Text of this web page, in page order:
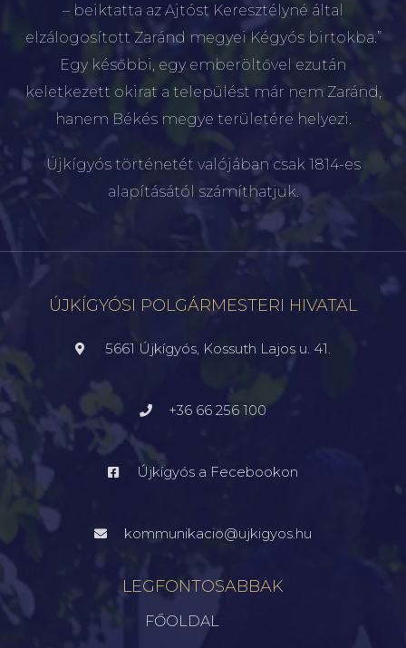
– beiktatta az Ajtóst Keresztélyné által
elzálogosított Zaránd megyei Kégyós birtokba.”
Egy későbbi, egy emberöltővel ezután
keletkezett okirat a települést már nem Zaránd,
hanem Békés megye területére helyezi.
Újkígyós történetét valójában csak 1814-es
alapításától számíthatjuk.
ÚJKÍGYÓSI POLGÁRMESTERI HIVATAL
5661 Újkígyós, Kossuth Lajos u. 41.
+36 66 256 100
Újkígyós a Fecebookon
kommunikacio@ujkigyos.hu
LEGFONTOSABBAK
FŐOLDAL